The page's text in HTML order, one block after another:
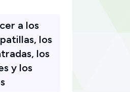
a los
los
los
y los